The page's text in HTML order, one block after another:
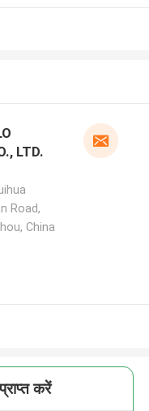
LTD.
Road,
China
करें